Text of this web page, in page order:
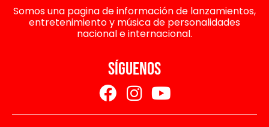
Somos una pagina de información de lanzamientos,
entretenimiento y música de personalidades
nacional e internacional.
SÍGUENOS